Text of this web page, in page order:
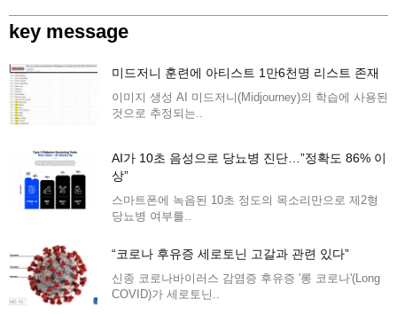
key message
미드저니 훈련에 아티스트 1만6천명 리스트 존재
이미지 생성 AI 미드저니(Midjourney)의 학습에 사용된
것으로 추정되는..
AI가 10초 음성으로 당뇨병 진단…”정확도 86% 이
상”
스마트폰에 녹음된 10초 정도의 목소리만으로 제2형
당뇨병 여부를..
“코로나 후유증 세로토닌 고갈과 관련 있다”
신종 코로나바이러스 감염증 후유증 '롱 코로나'(Long
COVID)가 세로토닌..